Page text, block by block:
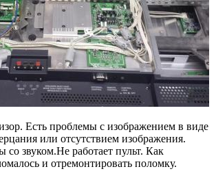
Есть проблемы с изображением в виде
или отсутствием изображения.
звуком.Не работает пульт. Как
и отремонтировать поломку.